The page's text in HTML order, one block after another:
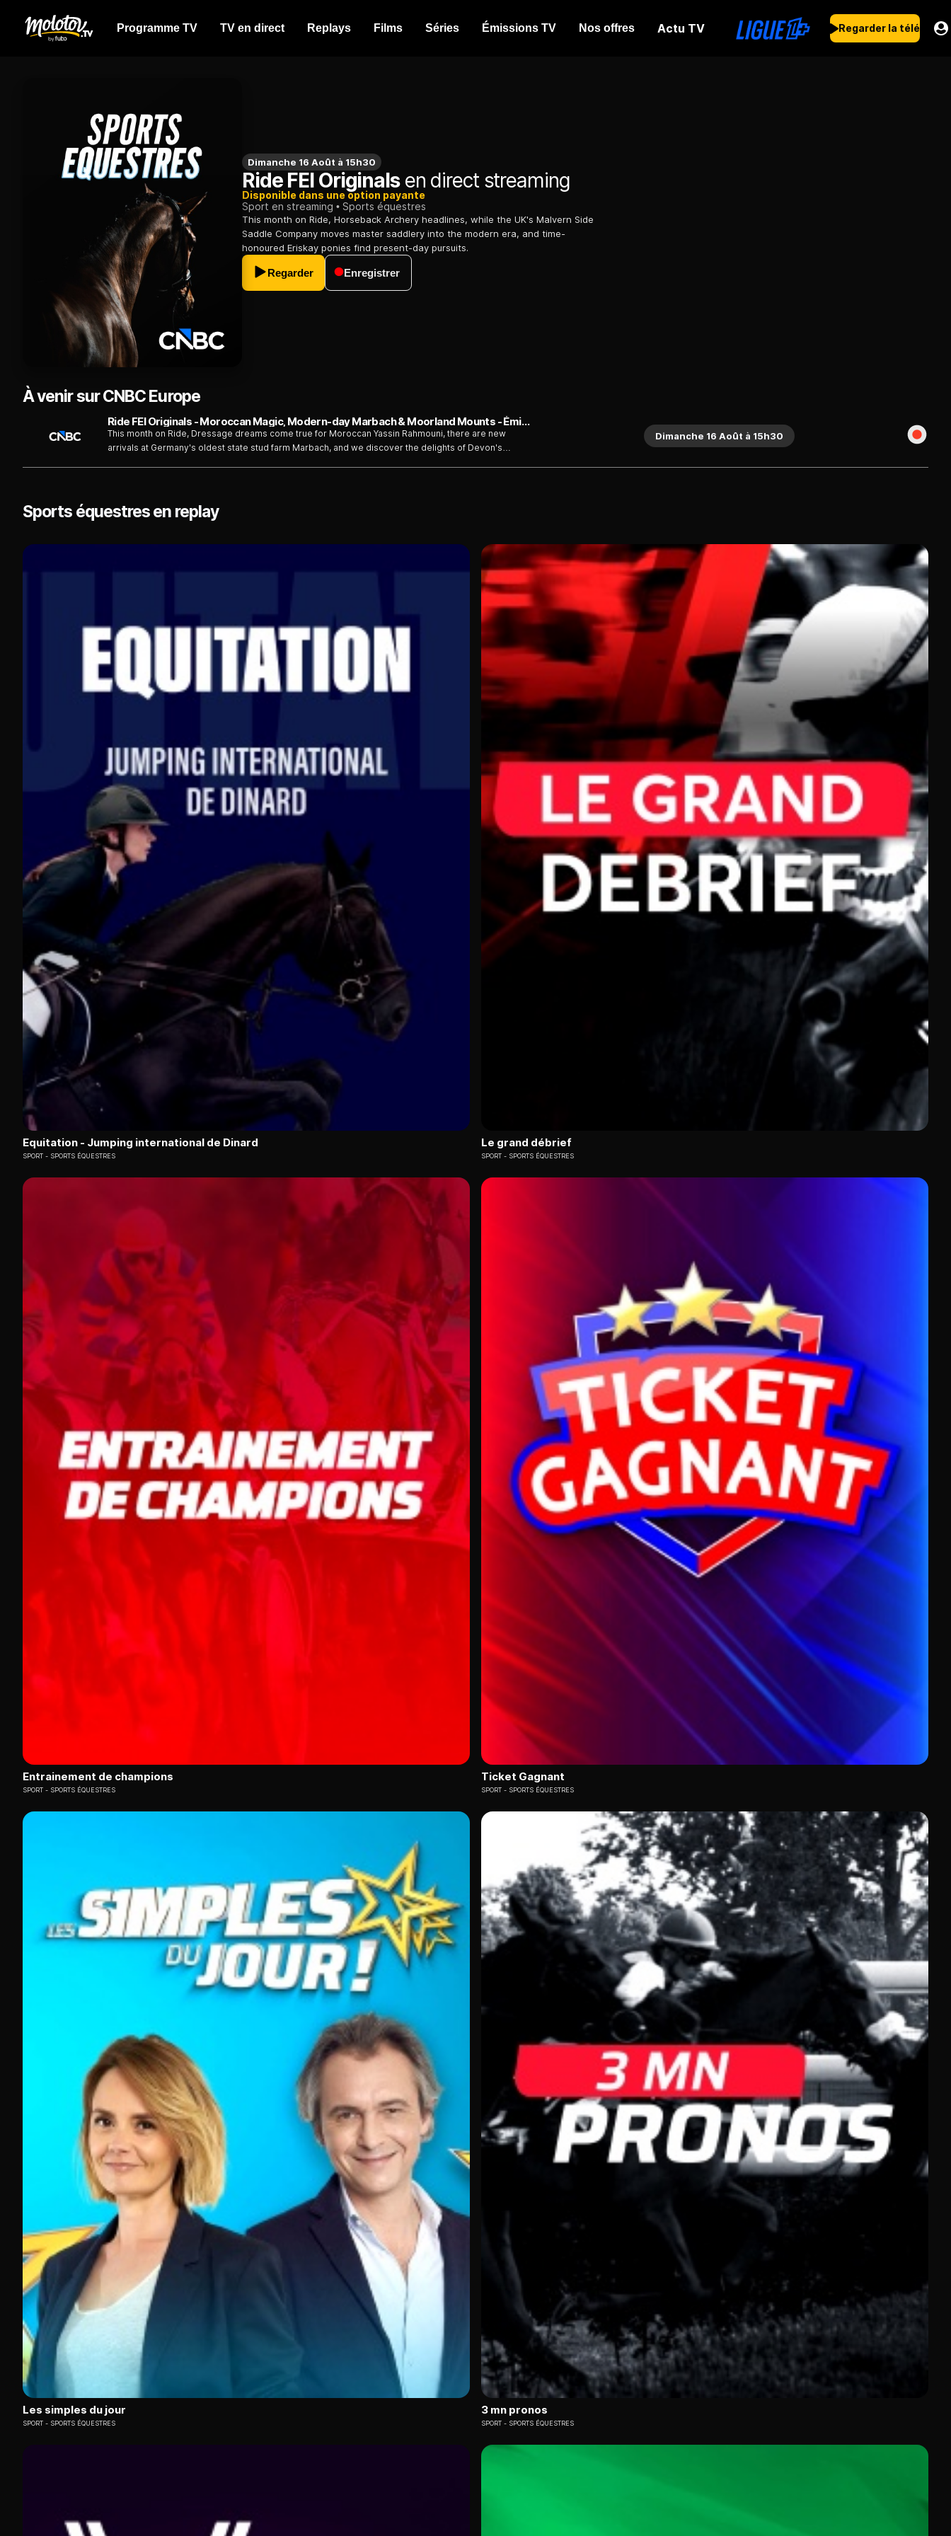
Programme TV TV en direct Replays Films Séries Émissions TV Nos offres Actu TV Regarder la télé
Dimanche 16 Août à 15h30
Ride FEI Originalsen direct streaming
Disponible dans une option payante
Sport en streaming
Sports équestres
This month on Ride, Horseback Archery headlines, while the UK's Malvern Side
Saddle Company moves master saddlery into the modern era, and time-
honoured Eriskay ponies find present-day pursuits.
Regarder Enregistrer
À venir sur CNBC Europe
Ride FEI Originals - Moroccan Magic, Modern-day Marbach & Moorland Mounts - Émission du dimanche 16 août
This month on Ride, Dressage dreams come true for Moroccan Yassin Rahmouni, there are new
arrivals at Germany's oldest state stud farm Marbach, and we discover the delights of Devon's
Dimanche 16 Août à 15h30
Sports équestres en replay
Equitation - Jumping international de Dinard
SPORT SPORTS ÉQUESTRES
Le grand débrief
SPORT SPORTS ÉQUESTRES
Entrainement de champions
SPORT SPORTS ÉQUESTRES
Ticket Gagnant
SPORT SPORTS ÉQUESTRES
Les simples du jour
SPORT SPORTS ÉQUESTRES
3 mn pronos
SPORT SPORTS ÉQUESTRES